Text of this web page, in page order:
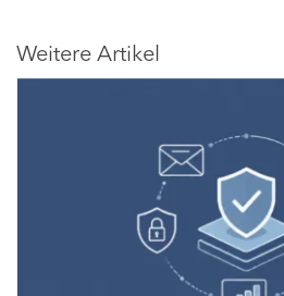
Weitere Artikel